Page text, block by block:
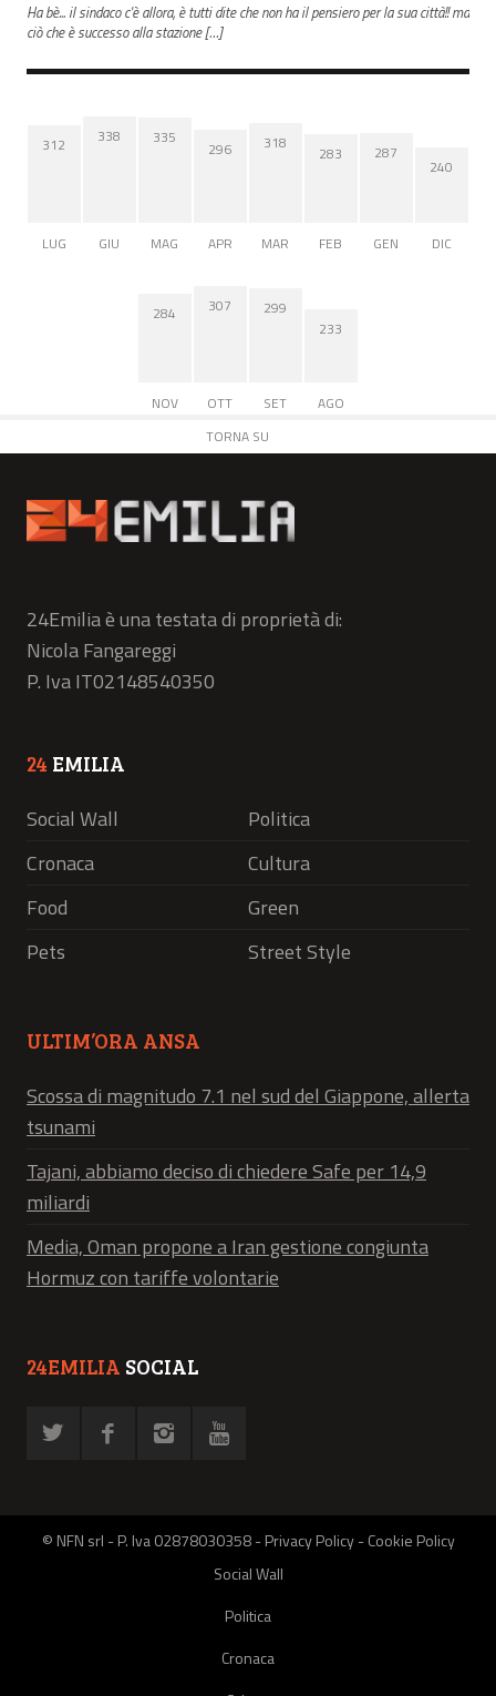
Ha bè... il sindaco c'è allora, è tutti dite che non ha il pensiero per la sua città!! ma
ciò che è successo alla stazione […]
312
LUG
338
GIU
335
MAG
296
APR
318
MAR
283
FEB
287
GEN
240
DIC
284
NOV
307
OTT
299
SET
233
AGO
TORNA SU
24Emilia è una testata di proprietà di:
Nicola Fangareggi
P. Iva IT02148540350
24 EMILIA
Social Wall
Politica
Cronaca
Cultura
Food
Green
Pets
Street Style
ULTIM’ORA ANSA
Scossa di magnitudo 7.1 nel sud del Giappone, allerta
tsunami
Tajani, abbiamo deciso di chiedere Safe per 14,9
miliardi
Media, Oman propone a Iran gestione congiunta
Hormuz con tariffe volontarie
24EMILIA SOCIAL
© NFN srl - P. Iva 02878030358 -Privacy Policy-Cookie Policy
Social Wall
Politica
Cronaca